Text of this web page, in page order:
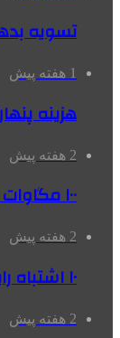
تسویه بدهی‌های
1 هفته پیش
هزینه
2 هفته پیش
۱۰۰ مگاوات نیروگاه‌ خورشیدی این هفته وارد مدار می‌شود
2 هفته پیش
۱۰ اشتباه رایج هنگام انتخاب تاورکرین برای پروژه
2 هفته پیش